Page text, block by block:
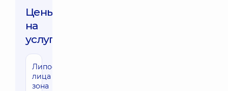
Цены
на
услуги:
Липосакция
лица - одна
зона